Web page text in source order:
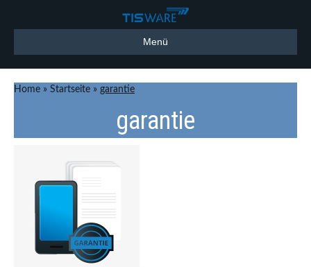
Menü
Home » Startseite » garantie
garantie